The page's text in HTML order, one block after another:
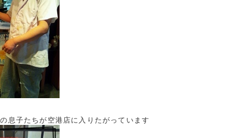
息子たちが空港店に入りたがっています